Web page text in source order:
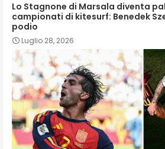
Lo Stagnone di Marsala diventa
campionati di kitesurf: Benedek
podio
Luglio 28, 2026